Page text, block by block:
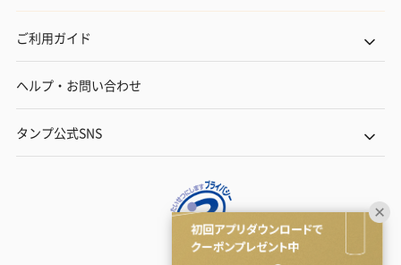
ご利用ガイド
ヘルプ・お問い合わせ
タンプ公式SNS